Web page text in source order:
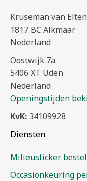
Kruseman van
1817 BC Alkmaar
Nederland
Oostwijk 7a
5406 XT Uden
Nederland
Openingstijden
KvK: 34109928
Diensten
Milieusticker
Occasionkeuring